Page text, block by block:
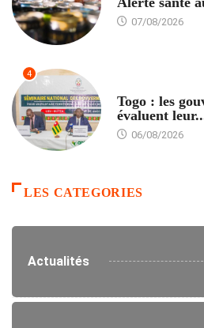
07/08/2026
4
Togo : les
évaluent
06/08/2026
LES CATEGORIES
Actualités